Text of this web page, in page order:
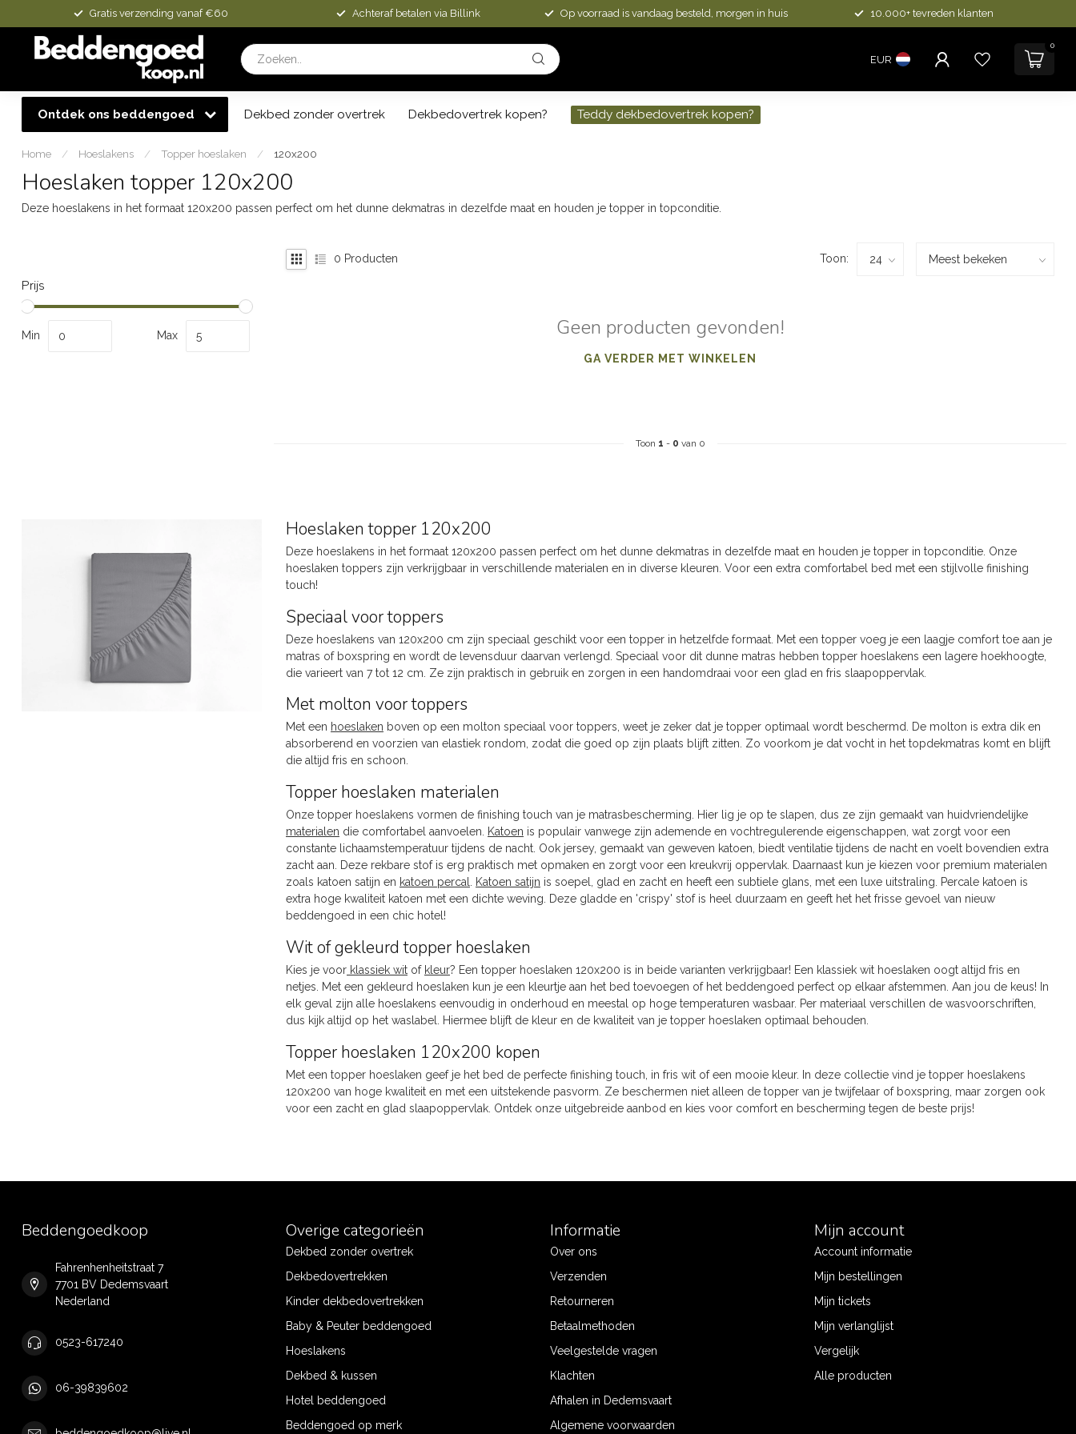
Gratis verzending vanaf €60 Achteraf betalen via Billink Op voorraad is vandaag besteld, morgen in huis 10.000+ tevreden klanten
EUR
0
Ontdek ons beddengoed Dekbed zonder overtrek Dekbedovertrek kopen? Teddy dekbedovertrek kopen?
Home / Hoeslakens / Topper hoeslaken / 120x200
Hoeslaken topper 120x200
Deze hoeslakens in het formaat 120x200 passen perfect om het dunne dekmatras in dezelfde maat en houden je topper in topconditie.
Prijs
Min Max
0 Producten Toon:
Geen producten gevonden!
GA VERDER MET WINKELEN
Toon 1 - 0 van 0
Hoeslaken topper 120x200
Deze hoeslakens in het formaat 120x200 passen perfect om het dunne dekmatras in dezelfde maat en houden je topper in topconditie. Onze
hoeslaken toppers zijn verkrijgbaar in verschillende materialen en in diverse kleuren. Voor een extra comfortabel bed met een stijlvolle finishing
touch!
Speciaal voor toppers
Deze hoeslakens van 120x200 cm zijn speciaal geschikt voor een topper in hetzelfde formaat. Met een topper voeg je een laagje comfort toe aan je
matras of boxspring en wordt de levensduur daarvan verlengd. Speciaal voor dit dunne matras hebben topper hoeslakens een lagere hoekhoogte,
die varieert van 7 tot 12 cm. Ze zijn praktisch in gebruik en zorgen in een handomdraai voor een glad en fris slaapoppervlak.
Met molton voor toppers
Met een hoeslaken boven op een molton speciaal voor toppers, weet je zeker dat je topper optimaal wordt beschermd. De molton is extra dik en
absorberend en voorzien van elastiek rondom, zodat die goed op zijn plaats blijft zitten. Zo voorkom je dat vocht in het topdekmatras komt en blijft
die altijd fris en schoon.
Topper hoeslaken materialen
Onze topper hoeslakens vormen de finishing touch van je matrasbescherming. Hier lig je op te slapen, dus ze zijn gemaakt van huidvriendelijke
materialen die comfortabel aanvoelen. Katoen is populair vanwege zijn ademende en vochtregulerende eigenschappen, wat zorgt voor een
constante lichaamstemperatuur tijdens de nacht. Ook jersey, gemaakt van geweven katoen, biedt ventilatie tijdens de nacht en voelt bovendien extra
zacht aan. Deze rekbare stof is erg praktisch met opmaken en zorgt voor een kreukvrij oppervlak. Daarnaast kun je kiezen voor premium materialen
zoals katoen satijn en katoen percal Katoen satijn is soepel, glad en zacht en heeft een subtiele glans, met een luxe uitstraling. Percale katoen is
extra hoge kwaliteit katoen met een dichte weving. Deze gladde en 'crispy' stof is heel duurzaam en geeft het het frisse gevoel van nieuw
beddengoed in een chic hotel!
Wit of gekleurd topper hoeslaken
Kies je voor klassiek wit of kleur? Een topper hoeslaken 120x200 is in beide varianten verkrijgbaar! Een klassiek wit hoeslaken oogt altijd fris en
netjes. Met een gekleurd hoeslaken kun je een kleurtje aan het bed toevoegen of het beddengoed perfect op elkaar afstemmen. Aan jou de keus! In
elk geval zijn alle hoeslakens eenvoudig in onderhoud en meestal op hoge temperaturen wasbaar. Per materiaal verschillen de wasvoorschriften,
dus kijk altijd op het waslabel. Hiermee blijft de kleur en de kwaliteit van je topper hoeslaken optimaal behouden.
Topper hoeslaken 120x200 kopen
Met een topper hoeslaken geef je het bed de perfecte finishing touch, in fris wit of een mooie kleur. In deze collectie vind je topper hoeslakens
120x200 van hoge kwaliteit en met een uitstekende pasvorm. Ze beschermen niet alleen de topper van je twijfelaar of boxspring, maar zorgen ook
voor een zacht en glad slaapoppervlak. Ontdek onze uitgebreide aanbod en kies voor comfort en bescherming tegen de beste prijs!
Beddengoedkoop
Fahrenhenheitstraat 7
7701 BV Dedemsvaart
Nederland
0523-617240
06-39839602
Overige categorieën
Dekbed zonder overtrek
Dekbedovertrekken
Kinder dekbedovertrekken
Baby & Peuter beddengoed
Hoeslakens
Dekbed & kussen
Hotel beddengoed
Beddengoed op merk
Informatie
Over ons
Verzenden
Retourneren
Betaalmethoden
Veelgestelde vragen
Klachten
Afhalen in Dedemsvaart
Algemene voorwaarden
Mijn account
Account informatie
Mijn bestellingen
Mijn tickets
Mijn verlanglijst
Vergelijk
Alle producten